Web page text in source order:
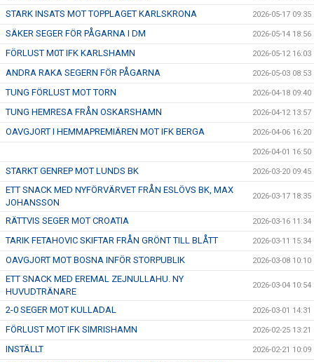
STARK INSATS MOT TOPPLAGET KARLSKRONA 2026-05-17 09:35
SÄKER SEGER FÖR PÅGARNA I DM 2026-05-14 18:56
FÖRLUST M0T IFK KARLSHAMN 2026-05-12 16:03
ANDRA RAKA SEGERN FÖR PÅGARNA 2026-05-03 08:53
TUNG FÖRLUST MOT TORN 2026-04-18 09:40
TUNG HEMRESA FRÅN OSKARSHAMN 2026-04-12 13:57
OAVGJORT I HEMMAPREMIÄREN MOT IFK BERGA 2026-04-06 16:20
2026-04-01 16:50
STARKT GENREP MOT LUNDS BK 2026-03-20 09:45
ETT SNACK MED NYFÖRVÄRVET FRÅN ESLÖVS BK, MAX
JOHANSSON
2026-03-17 18:35
RÄTTVIS SEGER MOT CROATIA 2026-03-16 11:34
TARIK FETAHOVIC SKIFTAR FRÅN GRÖNT TILL BLÅTT 2026-03-11 15:34
OAVGJORT MOT BOSNA INFÖR STORPUBLIK 2026-03-08 10:10
ETT SNACK MED EREMAL ZEJNULLAHU. NY
HUVUDTRÄNARE
2026-03-04 10:54
2-0 SEGER MOT KULLADAL 2026-03-01 14:31
FÖRLUST MOT IFK SIMRISHAMN 2026-02-25 13:21
INSTÄLLT 2026-02-21 10:09